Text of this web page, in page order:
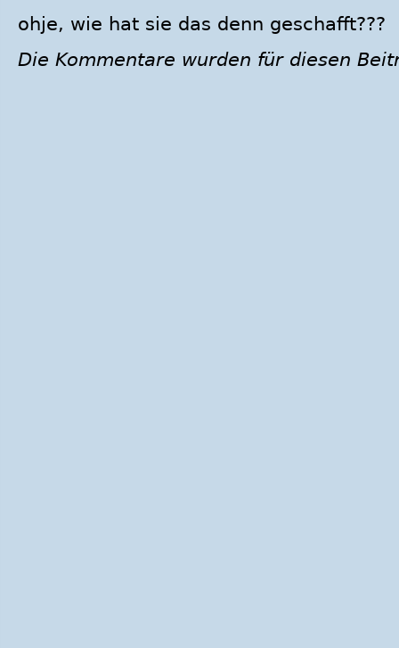
ohje, wie hat sie das denn geschafft???
Die Kommentare wurden für diesen